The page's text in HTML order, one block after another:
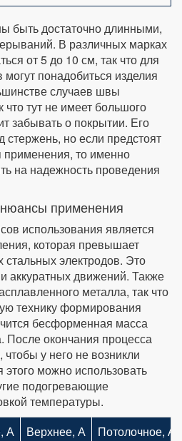
быть достаточно длинными,
В различных марках
от 5 до 10 см, так что для
понадобиться изделия
случаев швы
что тут не имеет большого
забывать о покрытии. Его
стержень, но если предстоят
применения, то именно
на надежность проведения
применения
использования является
которая превышает
стальных электродов. Это
аккуратных движений. Также
металла, так что
технику формирования
бесформенная масса
После окончания процесса
у него не возникли
можно использовать
подогревающие
температуры.
А Верхнее, А Потолочное, А